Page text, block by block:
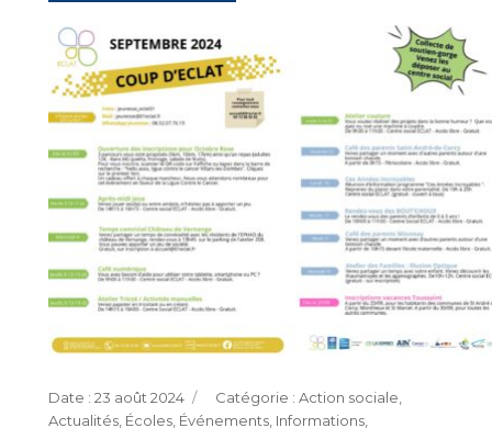
Publié
le
23 août 2024 Catégories
Action sociale
Actualités, Écoles, Événements, Informations,